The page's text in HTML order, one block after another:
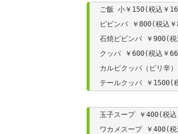
ご飯 小￥150(税込￥
ピビンパ ￥800(税込
石焼ピビンパ ￥900(
クッパ ￥600(税込￥
カルビクッパ（ピリ辛
テールクッパ ￥1500(
玉子スープ ￥400(税
ワカメスープ ￥400(